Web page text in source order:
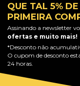
QUE TAL 5%
PRIMEIRA
Assinando a newsletter
ofertas e muito mais!
*Desconto não
O cupom de desconto
24 horas.